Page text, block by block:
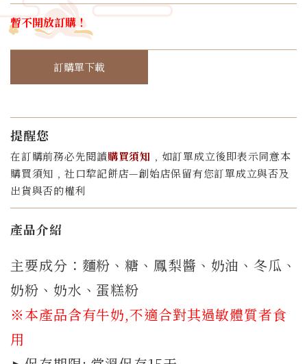
暫不開放訂購！
訂購單下載
提醒您
在訂購前務必先閱讀購買須知 ﹐如訂單成立後即表示同意本
購買須知﹐社口犂記餅店—創始店保留有您訂單成立與否及
出貨與否的權利
產品介紹
主要成分：麵粉、糖、鳳梨醬、奶油、冬瓜、
奶粉、奶水、蛋糕粉
※本產品含有牛奶,不適合對其過敏體質者食
用